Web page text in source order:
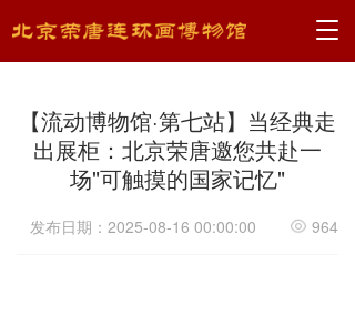
T
l
i
【流动博物馆·第七站】当经典走
出展柜：北京荣唐邀您共赴一
场"可触摸的国家记忆"
发布日期：2025-08-16 00:00:00 964